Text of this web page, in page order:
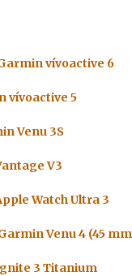
vívoactive 6
vívoactive 5
Venu 3S
V3
Watch Ultra 3
Venu 4 (45
3 Titanium